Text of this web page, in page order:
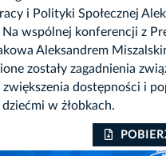
i Polityki Społecznej
Na wspólnej konferencji z
Aleksandrem
zostały zagadnienia
zwiększenia dostępności i
w żłobkach.